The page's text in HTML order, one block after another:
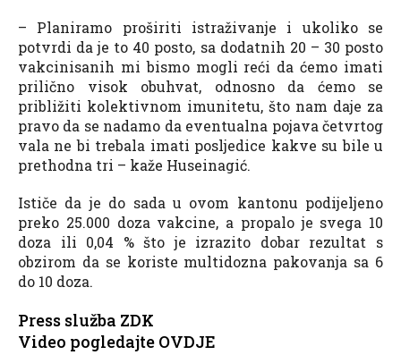
– Planiramo proširiti istraživanje i ukoliko se
potvrdi da je to 40 posto, sa dodatnih 20 – 30 posto
vakcinisanih mi bismo mogli reći da ćemo imati
prilično visok obuhvat, odnosno da ćemo se
približiti kolektivnom imunitetu, što nam daje za
pravo da se nadamo da eventualna pojava četvrtog
vala ne bi trebala imati posljedice kakve su bile u
prethodna tri – kaže Huseinagić.
Ističe da je do sada u ovom kantonu podijeljeno
preko 25.000 doza vakcine, a propalo je svega 10
doza ili 0,04 % što je izrazito dobar rezultat s
obzirom da se koriste multidozna pakovanja sa 6
do 10 doza.
Press služba ZDK
Video pogledajte OVDJE